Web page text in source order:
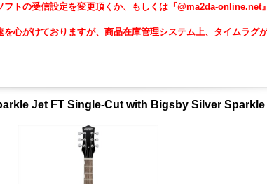
トの受信設定を変更頂くか、もしくは『@ma2da-online.net
心がけておりますが、商品在庫管理システム上、タイムラグ
Jet FT Single-Cut with Bigsby Silver Sparkle